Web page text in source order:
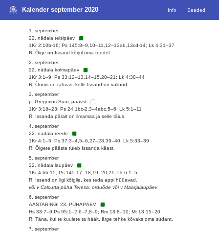
Kalender september 2020 Info Seaded
1. september
22. nädala teisipäev
1Kr 2:10b-16; Ps 145:8–9,10–11,12–13ab,13cd-14; Lk 4:31–37
R: Õige on Issand kõigil oma teedel.
2. september
22. nädala kolmapäev
1Kr 3:1–9; Ps 33:12–13,14–15,20–21; Lk 4:38–44
R: Õnnis on rahvas, kelle Issand on valinud.
3. september
p. Gregorius Suur, paavst
1Kr 3:18–23; Ps 24:1bc-2,3–4abc,5–6; Lk 5:1–11
R: Issanda päralt on ilmamaa ja selle täius.
4. september
22. nädala reede
1Kr 4:1–5; Ps 37:3–4,5–6,27–28,39–40; Lk 5:33–39
R: Õigete pääste tuleb Issanda käest.
5. september
22. nädala laupäev
1Kr 4:6b-15; Ps 145:17–18,19–20,21; Lk 6:1–5
R: Issand on ligi kõigile, kes teda appi hüüavad.
või v Calcutta püha Teresa, orduõde või v Maarjalaupäev
6. september
AASTARINGI 23. PÜHAPÄEV
Hs 33:7–9;Ps 95:1–2,6–7,8–9; Rm 13:8–10; Mt 18:15–20
R: Täna, kui te kuulete ta häält, ärge tehke kõvaks oma südant.
7. september